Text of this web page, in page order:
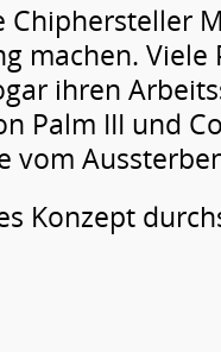
Chiphersteller
machen. Viele
ihren
Palm III und
vom
Konzept